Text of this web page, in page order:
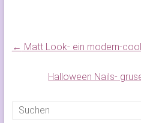
← Matt Look- ein modern-
Halloween Nails-